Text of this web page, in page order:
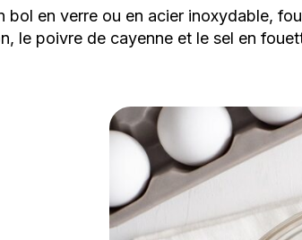
bol en verre ou en acier inoxydable,
le poivre de cayenne et le sel en